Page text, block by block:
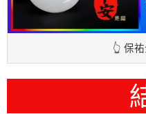
👆 保